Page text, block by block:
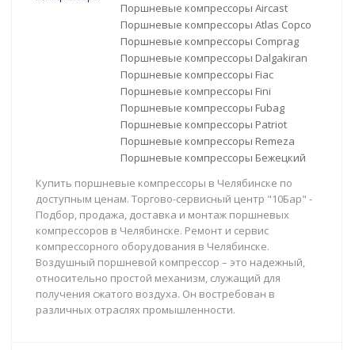
Поршневые компрессоры Aircast
Поршневые компрессоры Atlas Copco
Поршневые компрессоры Comprag
Поршневые компрессоры Dalgakiran
Поршневые компрессоры Fiac
Поршневые компрессоры Fini
Поршневые компрессоры Fubag
Поршневые компрессоры Patriot
Поршневые компрессоры Remeza
Поршневые компрессоры Бежецкий
Купить поршневые компрессоры в Челябинске по
доступным ценам. Торгово-сервисный центр "10Бар" -
Подбор, продажа, доставка и монтаж поршневых
компрессоров в Челябинске. Ремонт и сервис
компрессорного оборудования в Челябинске.
Воздушный поршневой компрессор – это надежный,
относительно простой механизм, служащий для
получения сжатого воздуха. Он востребован в
различных отраслях промышленности.